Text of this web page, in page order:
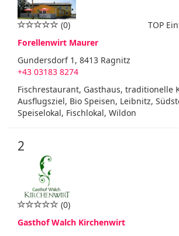
TOP
(0)
Forellenwirt Maurer
Gundersdorf 1, 8413 Ragnitz
+43 03183 8274
Fischrestaurant, Gasthaus, traditionelle
Ausflugsziel, Bio Speisen, Leibnitz,
Speiselokal, Fischlokal, Wildon
2
(0)
Gasthof Walch Kirchenwirt